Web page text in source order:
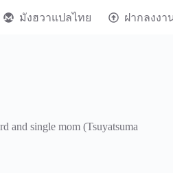
มังฮวาแปลไทย ฝากลงงา
and single mom (Tsuyatsuma